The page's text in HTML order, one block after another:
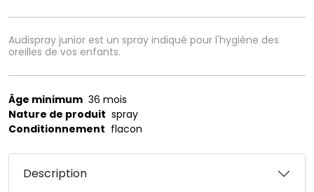
Audispray junior est un spray indiqué pour l'hygiène des
oreilles de vos enfants.
Âge minimum 36 mois
Nature de produit spray
Conditionnement flacon
Description